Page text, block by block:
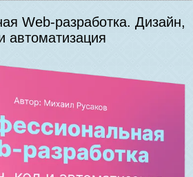
Web-разработка. Дизайн,
автоматизация